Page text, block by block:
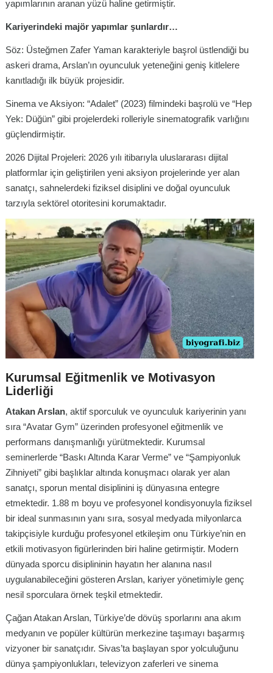
yapımlarının aranan yüzü haline getirmiştir.
Kariyerindeki majör yapımlar şunlardır…
Söz: Üsteğmen Zafer Yaman karakteriyle başrol üstlendiği bu
askeri drama, Arslan’ın oyunculuk yeteneğini geniş kitlelere
kanıtladığı ilk büyük projesidir.
Sinema ve Aksiyon: “Adalet” (2023) filmindeki başrolü ve “Hep
Yek: Düğün” gibi projelerdeki rolleriyle sinematografik varlığını
güçlendirmiştir.
2026 Dijital Projeleri: 2026 yılı itibarıyla uluslararası dijital
platformlar için geliştirilen yeni aksiyon projelerinde yer alan
sanatçı, sahnelerdeki fiziksel disiplini ve doğal oyunculuk
tarzıyla sektörel otoritesini korumaktadır.
Kurumsal Eğitmenlik ve Motivasyon
Liderliği
Atakan Arslan, aktif sporculuk ve oyunculuk kariyerinin yanı
sıra “Avatar Gym” üzerinden profesyonel eğitmenlik ve
performans danışmanlığı yürütmektedir. Kurumsal
seminerlerde “Baskı Altında Karar Verme” ve “Şampiyonluk
Zihniyeti” gibi başlıklar altında konuşmacı olarak yer alan
sanatçı, sporun mental disiplinini iş dünyasına entegre
etmektedir. 1.88 m boyu ve profesyonel kondisyonuyla fiziksel
bir ideal sunmasının yanı sıra, sosyal medyada milyonlarca
takipçisiyle kurduğu profesyonel etkileşim onu Türkiye’nin en
etkili motivasyon figürlerinden biri haline getirmiştir. Modern
dünyada sporcu disiplininin hayatın her alanına nasıl
uygulanabileceğini gösteren Arslan, kariyer yönetimiyle genç
nesil sporculara örnek teşkil etmektedir.
Çağan Atakan Arslan, Türkiye’de dövüş sporlarını ana akım
medyanın ve popüler kültürün merkezine taşımayı başarmış
vizyoner bir sanatçıdır. Sivas’ta başlayan spor yolculuğunu
dünya şampiyonlukları, televizyon zaferleri ve sinema